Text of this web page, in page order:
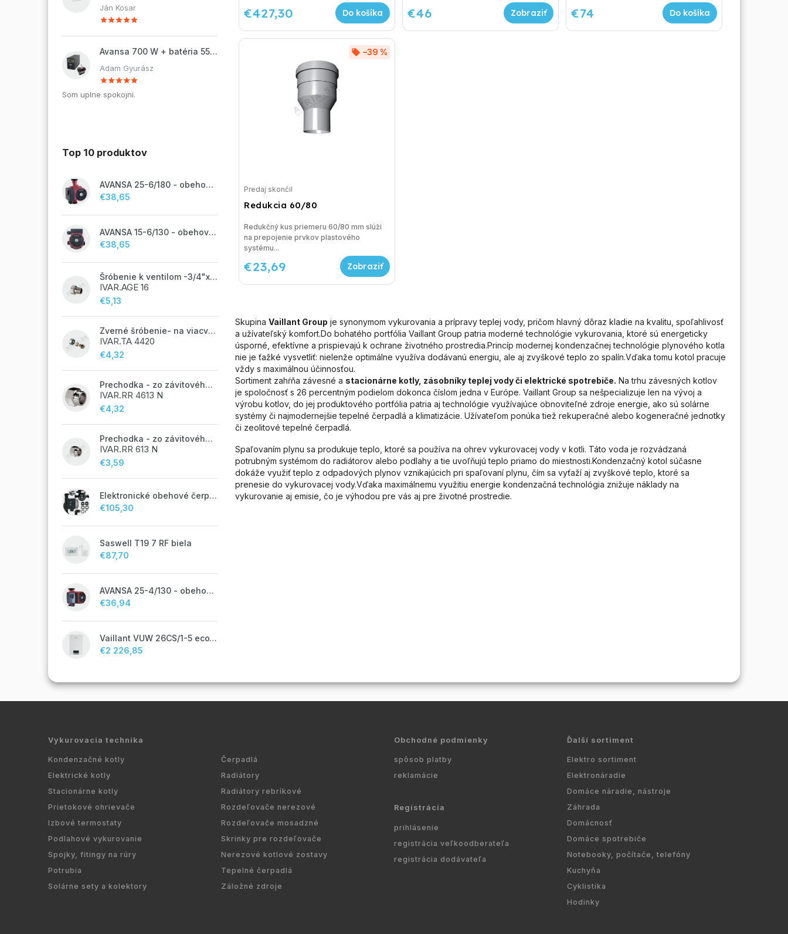
Ján Kosar
Avansa 700 W + batéria 55Ah
Adam Gyurász
Som uplne spokojni.
Top 10 produktov
AVANSA 25-6/180 - obehové čerpadlo, pripojovací závit 6/4"
€38,65
AVANSA 15-6/130 - obehové čerpadlo, pripojovací závit 1"
€38,65
Šróbenie k ventilom -3/4"x 1/2"
IVAR.AGE 16
€5,13
Zverné šróbenie- na viacvrstvové potrubie ALPEX - 14x2 ALU-EK
IVAR.TA 4420
€4,32
Prechodka - zo závitového potrubia na zverné šróbenie - 3/4"FxEK; nikel
IVAR.RR 4613 N
€4,32
Prechodka - zo závitového potrubia na zverné šróbenie - 1/2"FxM24;
IVAR.RR 613 N
€3,59
Elektronické obehové čerpadlo NOVA 25-60/130 úsporné na kúrenie
€105,30
Saswell T19 7 RF biela
€87,70
AVANSA 25-4/130 - obehové čerpadlo, pripojovací závit 6/4"
€36,94
Vaillant VUW 26CS/1-5 ecoTEC plus IoniDetect - s prietokovým ohrevom TV
€2 226,85
€427,30 Do košíka €46 €74 Do košíka
Redukcia 60/80
–39 %
Predaj skončil
€23,69
Redukčný kus priemeru 60/80 mm slúži
na prepojenie prvkov plastového
systému...
Skupina Vaillant Group je synonymom vykurovania a prípravy teplej vody, pričom hlavný dôraz kladie na kvalitu, spoľahlivosť
a užívateľský komfort.Do bohatého portfólia Vaillant Group patria moderné technológie vykurovania, ktoré sú energeticky
úsporné, efektívne a prispievajú k ochrane životného prostredia.Princíp modernej kondenzačnej technológie plynového kotla
nie je ťažké vysvetliť: nielenže optimálne využíva dodávanú energiu, ale aj zvyškové teplo zo spalín.Vďaka tomu kotol pracuje
vždy s maximálnou účinnosťou.
Sortiment zahŕňa závesné a stacionárne kotly, zásobníky teplej vody či elektrické spotrebiče. Na trhu závesných kotlov
je spoločnosť s 26 percentným podielom dokonca číslom jedna v Európe. Vaillant Group sa nešpecializuje len na vývoj a
výrobu kotlov, do jej produktového portfólia patria aj technológie využívajúce obnoviteľné zdroje energie, ako sú solárne
systémy či najmodernejšie tepelné čerpadlá a klimatizácie. Užívateľom ponúka tiež rekuperačné alebo kogeneračné jednotky
či zeolitové tepelné čerpadlá.
Spaľovaním plynu sa produkuje teplo, ktoré sa používa na ohrev vykurovacej vody v kotli. Táto voda je rozvádzaná
potrubným systémom do radiátorov alebo podlahy a tie uvoľňujú teplo priamo do miestnosti.Kondenzačný kotol súčasne
dokáže využiť teplo z odpadových plynov vznikajúcich pri spaľovaní plynu, čím sa vyťaží aj zvyškové teplo, ktoré sa
prenesie do vykurovacej vody.Vďaka maximálnemu využitiu energie kondenzačná technológia znižuje náklady na
vykurovanie aj emisie, čo je výhodou pre vás aj pre životné prostredie.
Vykurovacia technika
Kondenzačné kotly
Elektrické kotly
Stacionárne kotly
Prietokové ohrievače
Izbové termostaty
Podlahové vykurovanie
Spojky, fitingy na rúry
Potrubia
Solárne sety a kolektory
Čerpadlá
Radiátory
Radiátory rebríkové
Rozdeľovače nerezové
Rozdeľovače mosadzné
Skrinky pre rozdeľovače
Nerezové kotlové zostavy
Tepelné čerpadlá
Záložné zdroje
Obchodné podmienky
spôsob platby
reklamácie
Registrácia
prihlásenie
registrácia veľkoodberateľa
registrácia dodávateľa
Ďalší sortiment
Elektro sortiment
Elektronáradie
Domáce náradie, nástroje
Záhrada
Domácnosť
Domáce spotrebiče
Notebooky, počítače, telefóny
Kuchyňa
Cyklistika
Hodinky